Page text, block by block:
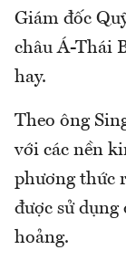
Giám đốc
châu Á-Thái
hay.
Theo ông
với các nền
phương thức
được sử dụng
hoảng.